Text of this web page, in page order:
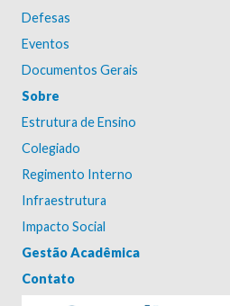
Defesas
Eventos
Documentos Gerais
Sobre
Estrutura de Ensino
Colegiado
Regimento Interno
Infraestrutura
Impacto Social
Gestão Acadêmica
Contato